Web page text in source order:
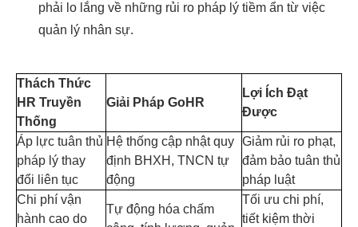
phải lo lắng về những rủi ro pháp lý tiềm ẩn từ việc
quản lý nhân sự.
Thách Thức
HR Truyền
Thống
Giải Pháp GoHR
Lợi Ích Đạt
Được
Áp lực tuân thủ
pháp lý thay
đổi liên tục
Hệ thống cập nhật quy
định BHXH, TNCN tự
động
Giảm rủi ro phạt,
đảm bảo tuân thủ
pháp luật
Chi phí vận
hành cao do
Tự động hóa chấm
Tối ưu chi phí,
tiết kiệm thời